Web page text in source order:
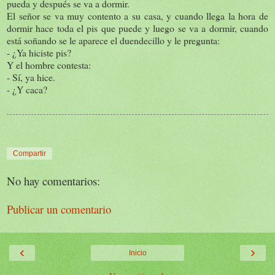
pueda y después se va a dormir.
El señor se va muy contento a su casa, y cuando llega la hora de
dormir hace toda el pis que puede y luego se va a dormir, cuando
está soñando se le aparece el duendecillo y le pregunta:
- ¿Ya hiciste pis?
Y el hombre contesta:
- Sí, ya hice.
- ¿Y caca?
Compartir
No hay comentarios:
Publicar un comentario
‹ ›
Inicio